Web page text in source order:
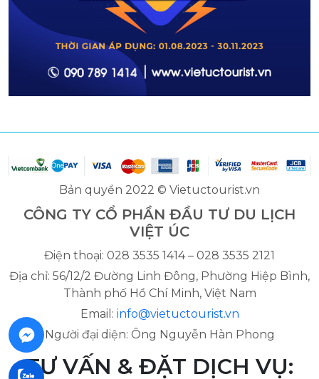
Bản quyền 2022 © Vietuctourist.vn
CÔNG TY CỔ PHẦN ĐẦU TƯ DU LỊCH
VIỆT ÚC
Điện thoại: 028 3535 1414 – 028 3535 2121
Địa chỉ: 56/12/2 Đường Linh Đông, Phường Hiệp Bình,
Thành phố Hồ Chí Minh, Việt Nam
Email: info@vietuctourist.vn
Người đại diện: Ông Nguyễn Hàn Phong
TƯ VẤN & ĐẶT DỊCH VỤ: